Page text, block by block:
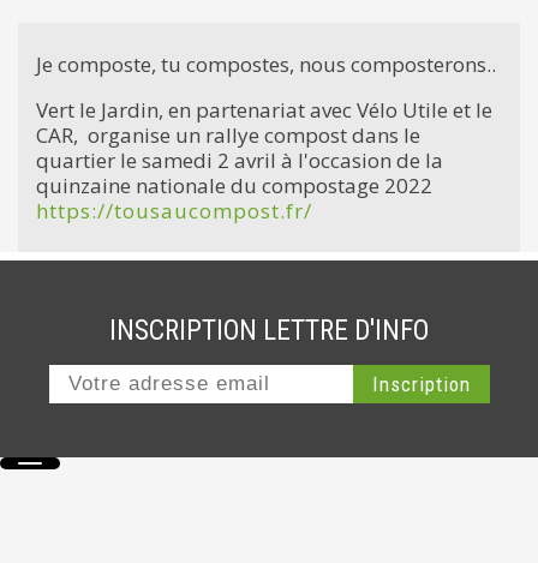
Je composte, tu compostes, nous composterons..
Vert le Jardin, en partenariat avec Vélo Utile et le
CAR, organise un rallye compost dans le
quartier le samedi 2 avril à l'occasion de la
quinzaine nationale du compostage 2022
https://tousaucompost.fr/
INSCRIPTION LETTRE D'INFO